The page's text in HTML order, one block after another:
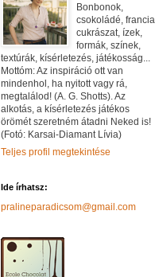
Bonbonok,
csokoládé, francia
cukrászat, ízek,
formák, színek,
textúrák, kísérletezés, játékosság...
Mottóm: Az inspiráció ott van
mindenhol, ha nyitott vagy rá,
megtalálod! (A. G. Shotts). Az
alkotás, a kísérletezés játékos
örömét szeretném átadni Neked is!
(Fotó: Karsai-Diamant Lívia)
Teljes profil megtekintése
Ide írhatsz:
pralineparadicsom@gmail.com